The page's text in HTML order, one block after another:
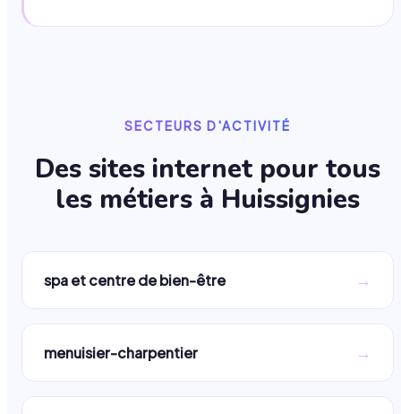
SECTEURS D'ACTIVITÉ
Des sites internet pour tous
les métiers à Huissignies
spa et centre de bien-être →
menuisier-charpentier →